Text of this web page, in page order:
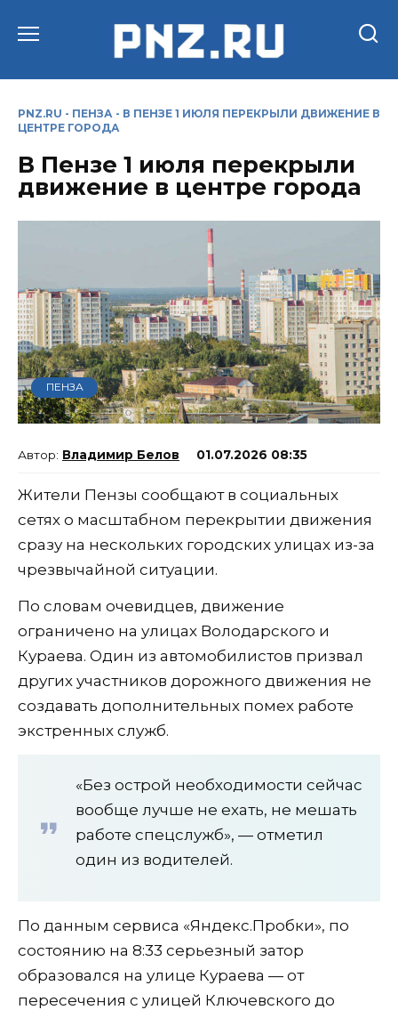
PNZ.RU - ПЕНЗА - В ПЕНЗЕ 1 ИЮЛЯ ПЕРЕКРЫЛИ ДВИЖЕНИЕ В
ЦЕНТРЕ ГОРОДА
В Пензе 1 июля перекрыли
движение в центре города
ПЕНЗА
Владимир Белов 01.07.2026 08:35
Жители Пензы сообщают в социальных
сетях о масштабном перекрытии движения
сразу на нескольких городских улицах из-за
чрезвычайной ситуации.
По словам очевидцев, движение
ограничено на улицах Володарского и
Кураева. Один из автомобилистов призвал
других участников дорожного движения не
создавать дополнительных помех работе
экстренных служб.
«Без острой необходимости сейчас
вообще лучше не ехать, не мешать
работе спецслужб», — отметил
один из водителей.
По данным сервиса «Яндекс.Пробки», по
состоянию на 8:33 серьезный затор
образовался на улице Кураева — от
пересечения с улицей Ключевского до